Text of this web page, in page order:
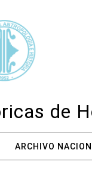
de
ARCHIVO